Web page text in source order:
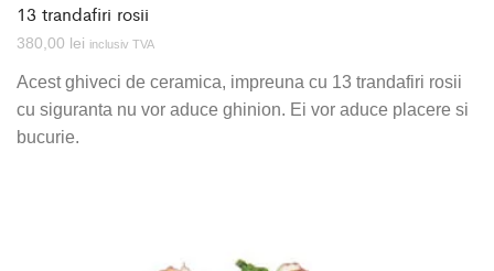
13 trandafiri rosii
380,00 lei inclusiv TVA
Acest ghiveci de ceramica, impreuna cu 13 trandafiri rosii
cu siguranta nu vor aduce ghinion. Ei vor aduce placere si
bucurie.